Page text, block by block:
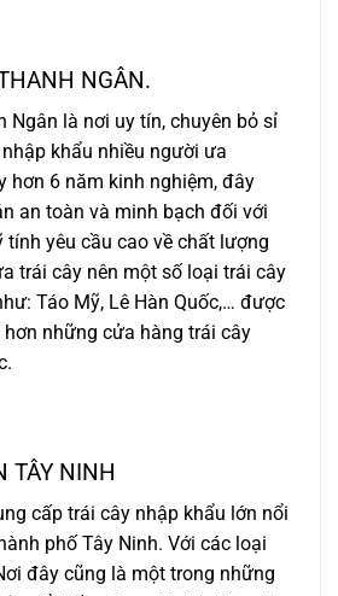
NGÂN.
Ngân là nơi uy tín, chuyên bỏ sỉ
khẩu nhiều người ưa
hơn 6 năm kinh nghiệm, đây
an toàn và minh bạch đối với
tính yêu cầu cao về chất lượng
trái cây nên một số loại trái cây
Táo Mỹ, Lê Hàn Quốc,… được
hơn những cửa hàng trái cây
TÂY NINH
cấp trái cây nhập khẩu lớn nổi
phố Tây Ninh. Với các loại
đây cũng là một trong những